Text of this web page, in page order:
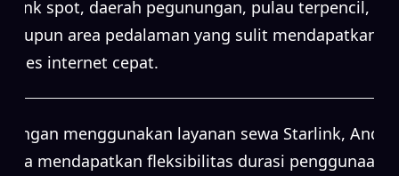
blank spot, daerah pegunungan, pulau terpencil,
maupun area pedalaman yang sulit mendapatkan
akses internet cepat.
Dengan menggunakan layanan sewa Starlink, Anda
juga mendapatkan fleksibilitas durasi penggunaan.